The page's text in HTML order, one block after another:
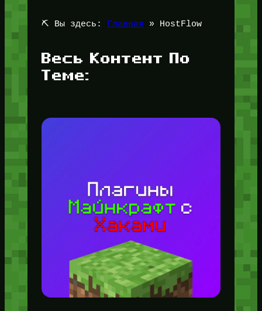
⛏️ Вы здесь: Главная » HostFlow
Весь Контент По
Теме: